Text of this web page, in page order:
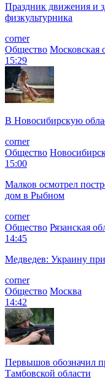
Праздник движения и
физкультурника
corner
Общество Московская
15:29
В Новосибирскую
corner
Общество
15:00
Малков осмотрел
дом в Рыбном
corner
Общество Рязанская
14:45
Медведев: Украину
corner
Общество Москва
14:42
Первышов обозначил
Тамбовской области